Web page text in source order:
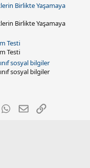
Birlikte Yaşamaya
Birlikte Yaşamaya
Testi
Testi
sosyal bilgiler
sosyal bilgiler
WhatsApp
E-postaLink